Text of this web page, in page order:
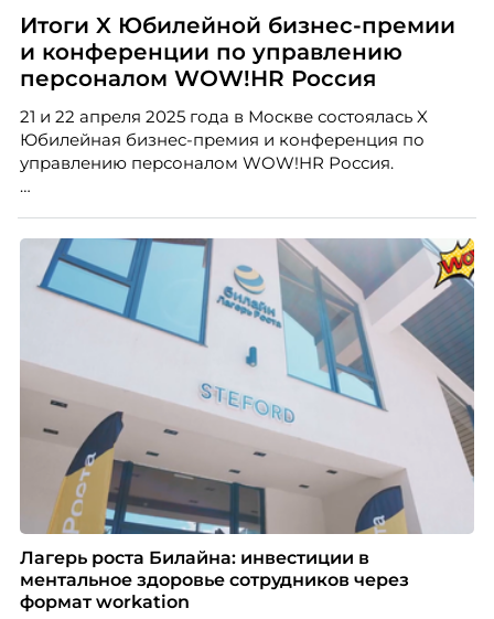
Итоги X Юбилейной бизнес-премии
и конференции по управлению
персоналом WOW!HR Россия
21 и 22 апреля 2025 года в Москве состоялась X
Юбилейная бизнес-премия и конференция по
управлению персоналом WOW!HR Россия.
номинантов и гостей мероприятия.
Лагерь роста Билайна: инвестиции в
ментальное здоровье сотрудников через
формат workation